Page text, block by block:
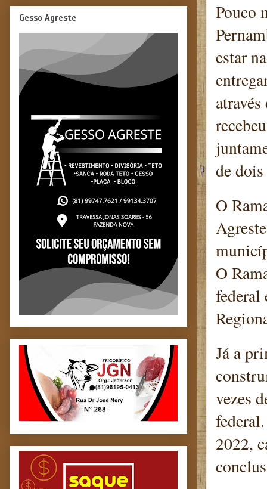
Pouco
estar
de
O
O
Já a
vezes
2022,
Gesso Agreste